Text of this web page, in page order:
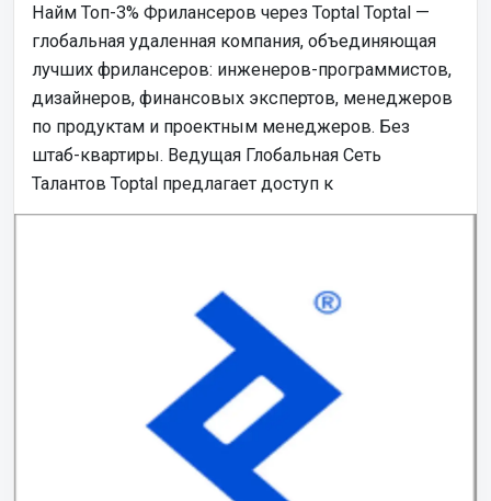
Найм Топ-3% Фрилансеров через Toptal Toptal —
глобальная удаленная компания, объединяющая
лучших фрилансеров: инженеров-программистов,
дизайнеров, финансовых экспертов, менеджеров
по продуктам и проектным менеджеров. Без
штаб-квартиры. Ведущая Глобальная Сеть
Талантов Toptal предлагает доступ к